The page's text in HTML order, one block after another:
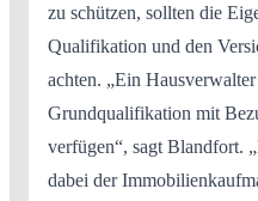
zu schützen, sollten die
Qualifikation und den
achten. „Ein
Grundqualifikation mit
verfügen“, sagt Blandfort.
dabei der